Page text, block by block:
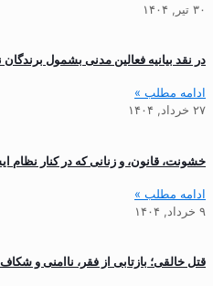
۳۰ تیر, ۱۴۰۴
در نقد بیانیه فعالین مدنی بشمول
ادامه مطلب »
۲۷ خرداد, ۱۴۰۴
خشونت، قانون، و زنانی که در کنار نظام
ادامه مطلب »
۹ خرداد, ۱۴۰۴
قتل خالقی؛ بازتابی از فقر، ناامنی و